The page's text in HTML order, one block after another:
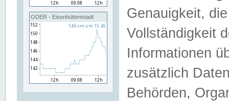
ODER - Eisenhüttenstadt
Genauigkeit,
Vollständigkeit
Informationen
zusätzlich
Behörden,